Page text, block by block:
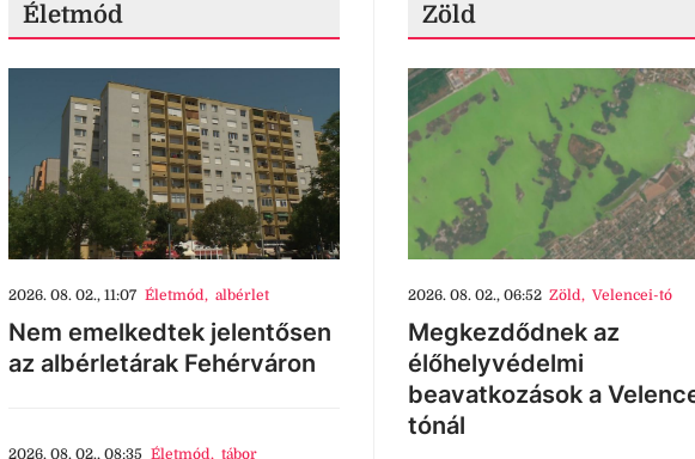
Életmód
2026. 08. 02., 11:07 Életmód, albérlet
Nem emelkedtek jelentősen
az albérletárak Fehérváron
2026. 08. 02., 08:35 Életmód, tábor
Zöld
2026. 08. 02., 06:52 Zöld, Velencei-tó
Megkezdődnek az
élőhelyvédelmi
beavatkozások a
tónál